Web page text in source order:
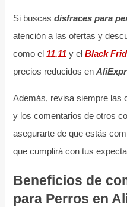
Si buscas disfraces para
atención a las ofertas y
como el 11.11y el Black
precios reducidos en
Además, revisa siempre las
y los comentarios de otros
asegurarte de que estás
que cumplirá con tus
Beneficios de
para Perros en